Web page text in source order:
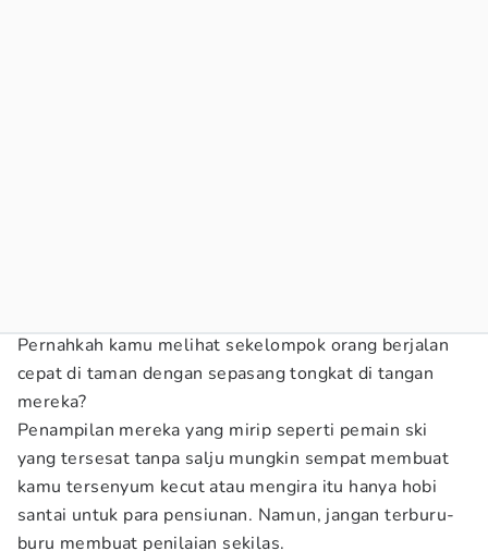
Pernahkah kamu melihat sekelompok orang berjalan
cepat di taman dengan sepasang tongkat di tangan
mereka?
Penampilan mereka yang mirip seperti pemain ski
yang tersesat tanpa salju mungkin sempat membuat
kamu tersenyum kecut atau mengira itu hanya hobi
santai untuk para pensiunan. Namun, jangan terburu-
buru membuat penilaian sekilas.